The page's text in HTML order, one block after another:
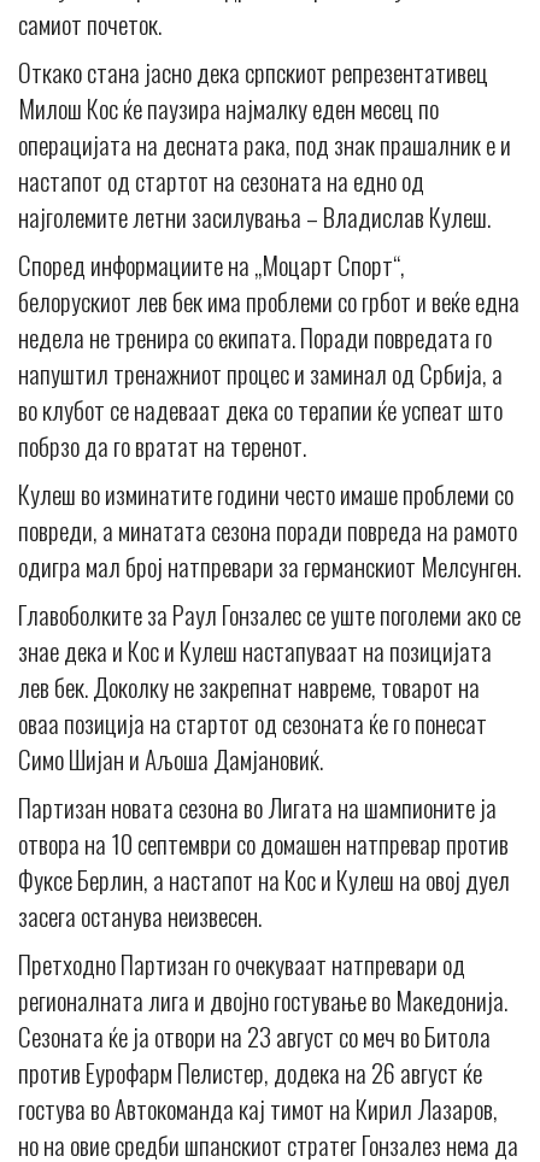
самиот почеток.
Откако стана јасно дека српскиот репрезентативец
Милош Кос ќе паузира најмалку еден месец по
операцијата на десната рака, под знак прашалник е и
настапот од стартот на сезоната на едно од
најголемите летни засилувања – Владислав Кулеш.
Според информациите на „Моцарт Спорт“,
белорускиот лев бек има проблеми со грбот и веќе една
недела не тренира со екипата. Поради повредата го
напуштил тренажниот процес и заминал од Србија, а
во клубот се надеваат дека со терапии ќе успеат што
побрзо да го вратат на теренот.
Кулеш во изминатите години често имаше проблеми со
повреди, а минатата сезона поради повреда на рамото
одигра мал број натпревари за германскиот Мелсунген.
Главоболките за Раул Гонзалес се уште поголеми ако се
знае дека и Кос и Кулеш настапуваат на позицијата
лев бек. Доколку не закрепнат навреме, товарот на
оваа позиција на стартот од сезоната ќе го понесат
Симо Шијан и Аљоша Дамјановиќ.
Партизан новата сезона во Лигата на шампионите ја
отвора на 10 септември со домашен натпревар против
Фуксе Берлин, а настапот на Кос и Кулеш на овој дуел
засега останува неизвесен.
Претходно Партизан го очекуваат натпревари од
регионалната лига и двојно гостување во Македонија.
Сезоната ќе ја отвори на 23 август со меч во Битола
против Еурофарм Пелистер, додека на 26 август ќе
гостува во Автокоманда кај тимот на Кирил Лазаров,
но на овие средби шпанскиот стратег Гонзалез нема да